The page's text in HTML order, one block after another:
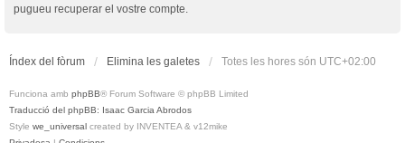
pugueu recuperar el vostre compte.
Índex del fòrum Elimina les galetes Totes les hores són UTC+02:00
Funciona amb phpBB® Forum Software © phpBB Limited
Traducció del phpBB: Isaac Garcia Abrodos
Style we_universal created by INVENTEA & v12mike